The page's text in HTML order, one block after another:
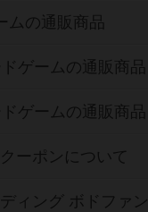
ムの通販商品
ゲームの通販商品
ゲームの通販商品
ーポンについて
ィング ボドファン